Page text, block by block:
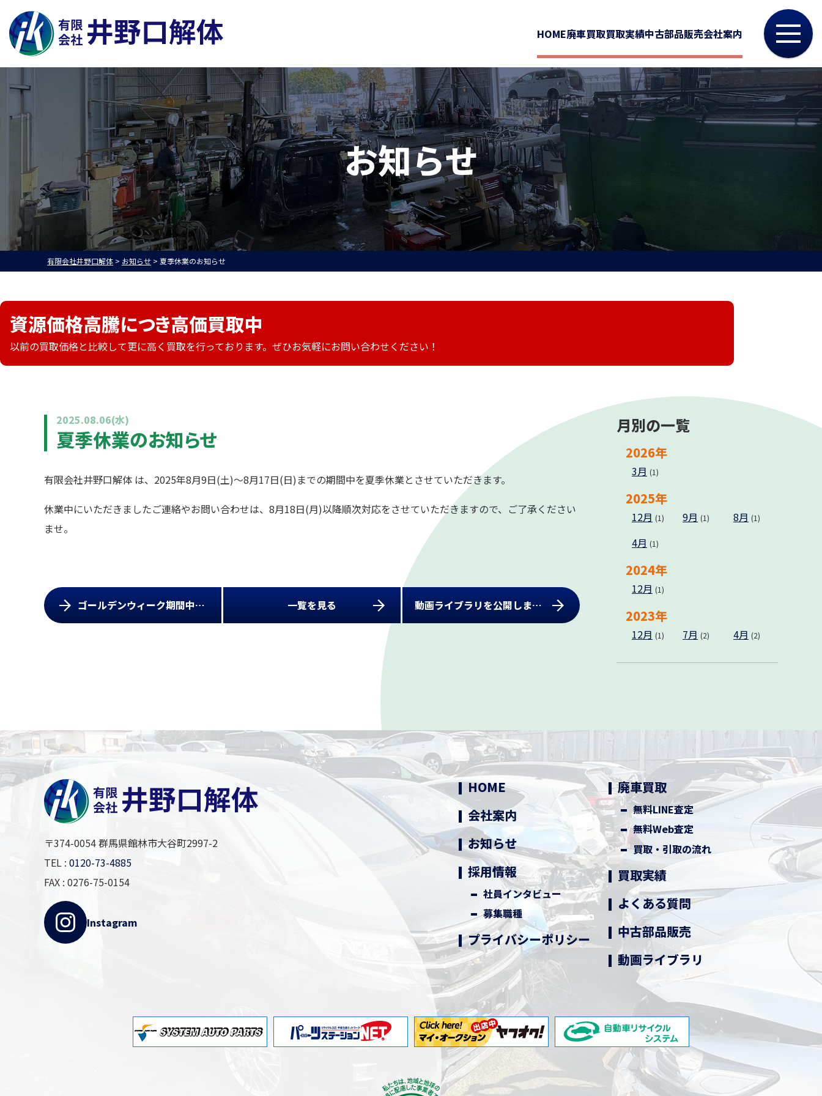
HOME
お知らせ
プライバシーポリシー
廃車買取
買取・引取の流れ
買取実績
動画ライブラリ
HOME廃車買取買取実績中古部品販売会社案内
お知らせ
有限会社井野口解体 > お知らせ > 夏季休業のお知らせ
資源価格高騰につき高価買取中
以前の買取価格と比較して更に高く買取を行っております。ぜひお気軽にお問い合わせください！
2025.08.06(水)
夏季休業のお知らせ
有限会社井野口解体 は、2025年8月9日(土)～8月17日(日)までの期間中を夏季休業とさせていただきます。
休業中にいただきましたご連絡やお問い合わせは、8月18日(月)以降順次対応をさせていただきますので、ご了承ください
ませ。
ゴールデンウィーク期間中の営業について 一覧を見る 動画ライブラリを公開しました
月別の一覧
2026年
3月 (1)
2025年
12月 (1) 9月 (1) 8月 (1)
4月 (1)
2024年
12月 (1)
2023年
12月 (1) 7月 (2) 4月 (2)
〒374-0054 群馬県館林市大谷町2997-2
TEL : 0120-73-4885
FAX : 0276-75-0154
Instagram
HOME
会社案内
お知らせ
採用情報
社員インタビュー
募集職種
プライバシーポリシー
廃車買取
無料LINE査定
無料Web査定
買取・引取の流れ
買取実績
よくある質問
中古部品販売
動画ライブラリ